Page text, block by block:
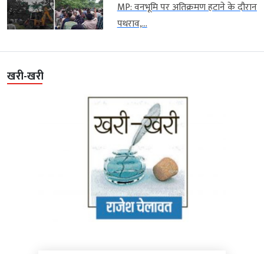
MP: वनभूमि पर अतिक्रमण हटाने के दौरान
पथराव,...
खरी-खरी